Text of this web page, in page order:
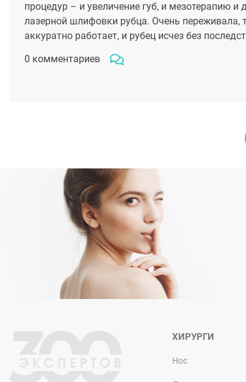
процедур – и увеличение губ, и мезотерапию и
лазерной шлифовки рубца. Очень переживала,
аккуратно работает, и рубец исчез без
0 комментариев
ХИРУРГИ
Нос